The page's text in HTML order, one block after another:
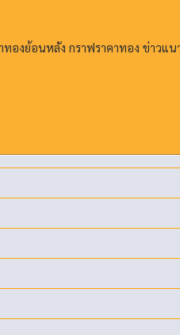
องย้อนหลัง กราฟราคาทอง ข่าวแน